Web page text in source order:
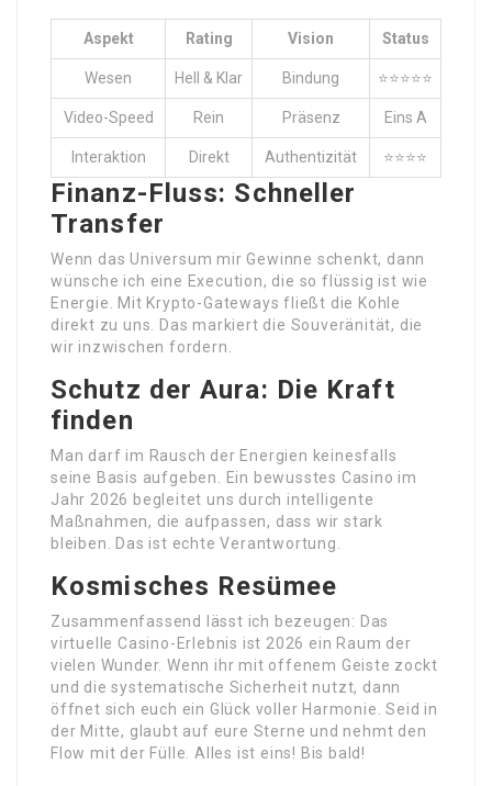
Aspekt Rating Vision Status
Wesen Hell & Klar Bindung ⭐⭐⭐⭐⭐
Video-Speed Rein Präsenz Eins A
Interaktion Direkt Authentizität ⭐⭐⭐⭐
Finanz-Fluss: Schneller
Transfer
Wenn das Universum mir Gewinne schenkt, dann
wünsche ich eine Execution, die so flüssig ist wie
Energie. Mit Krypto-Gateways fließt die Kohle
direkt zu uns. Das markiert die Souveränität, die
wir inzwischen fordern.
Schutz der Aura: Die Kraft
finden
Man darf im Rausch der Energien keinesfalls
seine Basis aufgeben. Ein bewusstes Casino im
Jahr 2026 begleitet uns durch intelligente
Maßnahmen, die aufpassen, dass wir stark
bleiben. Das ist echte Verantwortung.
Kosmisches Resümee
Zusammenfassend lässt ich bezeugen: Das
virtuelle Casino-Erlebnis ist 2026 ein Raum der
vielen Wunder. Wenn ihr mit offenem Geiste zockt
und die systematische Sicherheit nutzt, dann
öffnet sich euch ein Glück voller Harmonie. Seid in
der Mitte, glaubt auf eure Sterne und nehmt den
Flow mit der Fülle. Alles ist eins! Bis bald!